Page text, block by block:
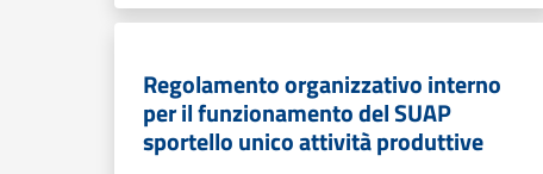
Regolamento organizzativo interno
per il funzionamento del SUAP
sportello unico attività produttive